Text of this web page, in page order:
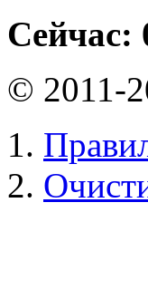
Сейчас:
© 2011-